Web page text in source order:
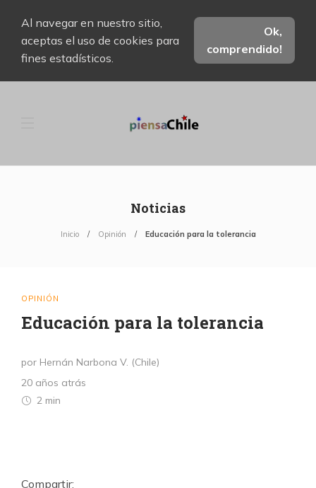
Al navegar en nuestro sitio,
aceptas el uso de cookies para
fines estadísticos.
Ok,
comprendido!
Noticias
Inicio Opinión Educación para la tolerancia
OPINIÓN
Educación para la tolerancia
por Hernán Narbona V. (Chile)
20 años atrás
2 min
Compartir: